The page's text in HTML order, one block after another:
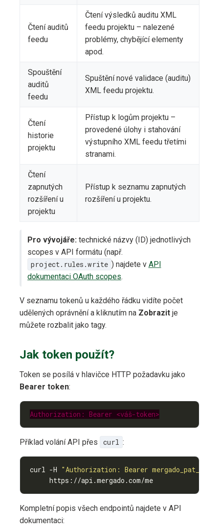
Čtení auditů
feedu
Čtení výsledků auditu XML
feedu projektu – nalezené
problémy, chybějící elementy
apod.
Spouštění
auditů
feedu
Spuštění nové validace (auditu)
XML feedu projektu.
Čtení
historie
projektu
Přístup k logům projektu –
provedené úlohy i stahování
výstupního XML feedu třetími
stranami.
Čtení
zapnutých
rozšíření u
projektu
Přístup k seznamu zapnutých
rozšíření u projektu.
Pro vývojáře: technické názvy (ID) jednotlivých
scopes v API formátu (např.
project.rules.write ) najdete v API
dokumentaci OAuth scopes.
V seznamu tokenů u každého řádku vidíte počet
udělených oprávnění a kliknutím na Zobrazit je
můžete rozbalit jako tagy.
Jak token použít?
Token se posílá v hlavičce HTTP požadavku jako
Bearer token:
Authorization: Bearer <váš-token>
Příklad volání API přes curl :
curl -H "Authorization: Bearer mergado_pat_..."
     https://api.mergado.com/me
Kompletní popis všech endpointů najdete v API
dokumentaci: